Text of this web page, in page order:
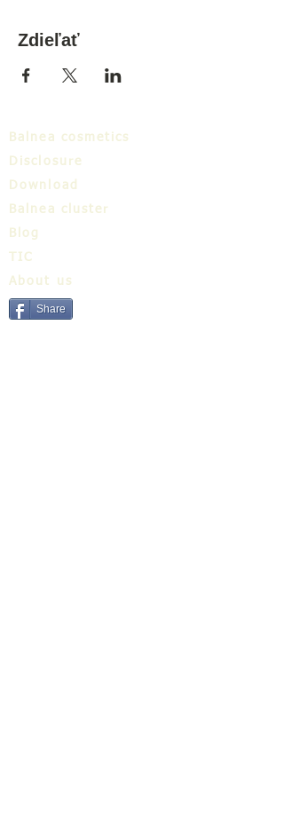
Zdieľať
Balnea cosmetics
Disclosure
Download
Balnea cluster
Blog
TIC
About us
Share